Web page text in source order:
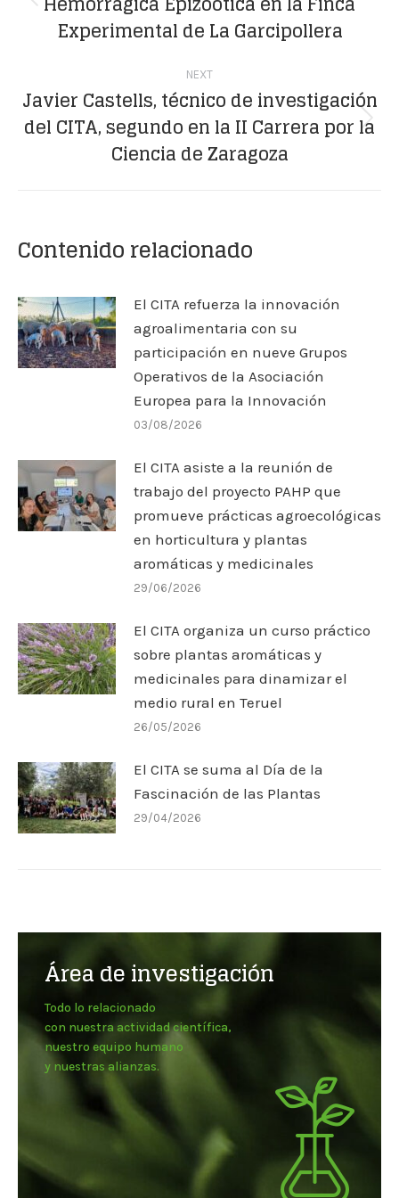
Previous
post:
Experimental de La Garcipollera
NEXT
Next
post:
Javier Castells, técnico de investigación
del CITA, segundo en la II Carrera por la
Ciencia de Zaragoza
Contenido relacionado
El CITA refuerza la innovación
agroalimentaria con su
participación en nueve Grupos
Operativos de la Asociación
Europea para la Innovación
03/08/2026
El CITA asiste a la reunión de
trabajo del proyecto PAHP que
promueve prácticas agroecológicas
en horticultura y plantas
aromáticas y medicinales
29/06/2026
El CITA organiza un curso práctico
sobre plantas aromáticas y
medicinales para dinamizar el
medio rural en Teruel
26/05/2026
El CITA se suma al Día de la
Fascinación de las Plantas
29/04/2026
Área de investigación
Todo lo relacionado
con nuestra actividad científica,
nuestro equipo humano
y nuestras alianzas.